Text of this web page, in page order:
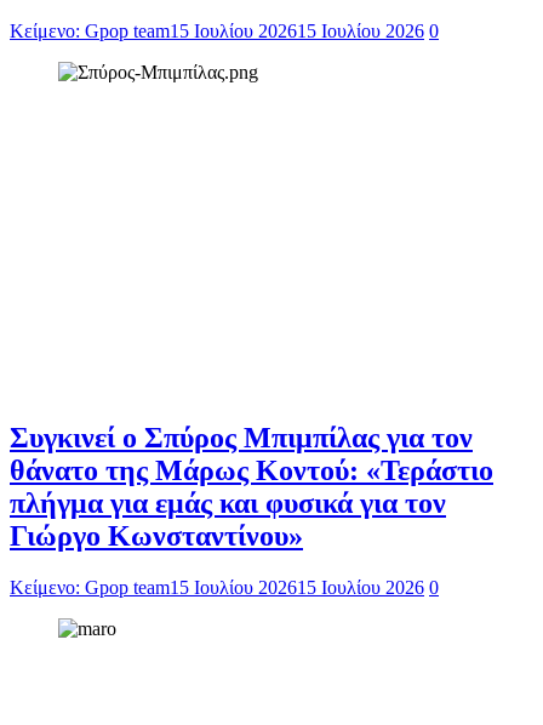
Κείμενο: Gpop team15 Ιουλίου 202615 Ιουλίου 2026 0
Συγκινεί ο Σπύρος Μπιμπίλας για τον
θάνατο της Μάρως Κοντού: «Τεράστιο
πλήγμα για εμάς και φυσικά για τον
Γιώργο Κωνσταντίνου»
Κείμενο: Gpop team15 Ιουλίου 202615 Ιουλίου 2026 0